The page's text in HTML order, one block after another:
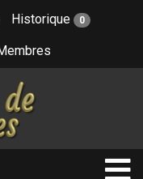
Historique 0